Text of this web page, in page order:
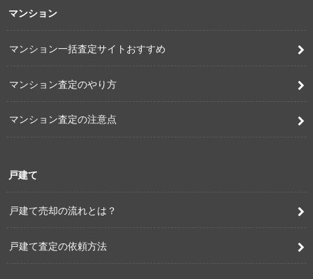
マンション
マンション一括査定サイトおすすめ
マンション査定のやり方
マンション査定の注意点
戸建て
戸建て売却の流れとは？
戸建て査定の依頼方法